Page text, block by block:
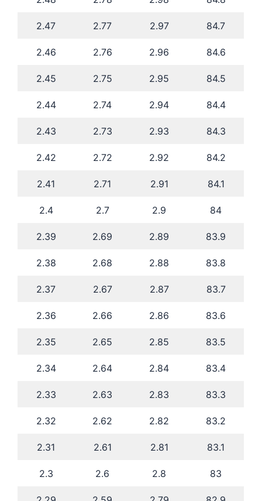
2.47 2.77 2.97 84.7
2.46 2.76 2.96 84.6
2.45 2.75 2.95 84.5
2.44 2.74 2.94 84.4
2.43 2.73 2.93 84.3
2.42 2.72 2.92 84.2
2.41 2.71 2.91 84.1
2.4 2.7 2.9 84
2.39 2.69 2.89 83.9
2.38 2.68 2.88 83.8
2.37 2.67 2.87 83.7
2.36 2.66 2.86 83.6
2.35 2.65 2.85 83.5
2.34 2.64 2.84 83.4
2.33 2.63 2.83 83.3
2.32 2.62 2.82 83.2
2.31 2.61 2.81 83.1
2.3 2.6 2.8 83